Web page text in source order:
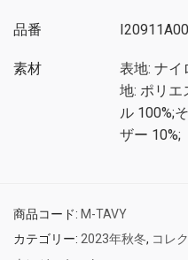
品番
素材
表地: ナイ
地: ポリエ
ル 100%;
ザー 10%;
商品コード: M-TAVY
カテゴリー: 2023年秋冬, コレ